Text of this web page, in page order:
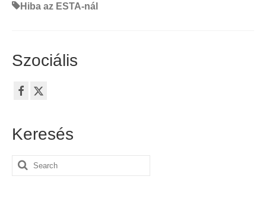
Hiba az ESTA-nál
Szociális
Keresés
Search